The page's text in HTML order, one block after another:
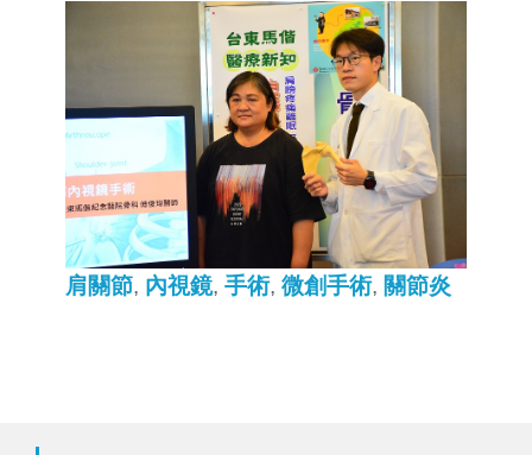
肩關節, 內視鏡, 手術, 微創手術, 關節炎